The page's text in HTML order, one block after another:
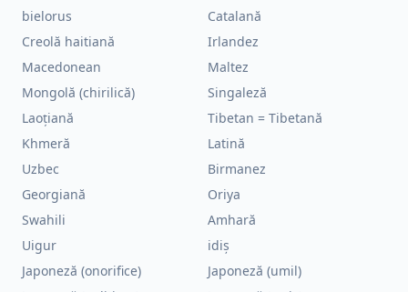
bielorus
Catalană
Creolă haitiană
Irlandez
Macedonean
Maltez
Mongolă (chirilică)
Singaleză
Laoțiană
Tibetan = Tibetană
Khmeră
Latină
Uzbec
Birmanez
Georgiană
Oriya
Swahili
Amhară
Uigur
idiș
Japoneză (onorifice)
Japoneză (umil)